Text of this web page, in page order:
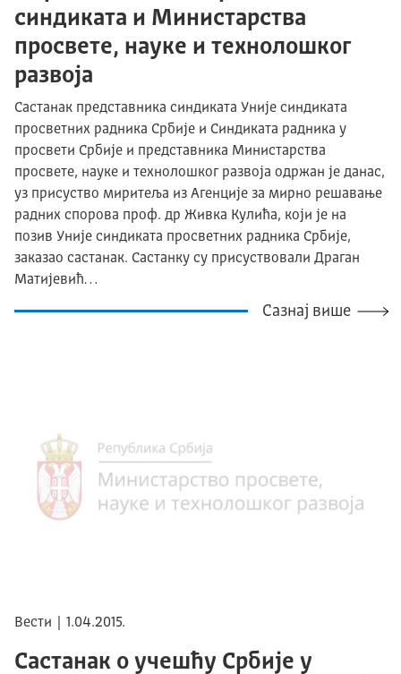
синдиката и Министарства
просвете, науке и технолошког
развоја
Састанак представника синдиката Уније синдиката
просветних радника Србије и Синдиката радника у
просвети Србије и представника Министарства
просвете, науке и технолошког развоја одржан је данас,
уз присуство миритеља из Агенције за мирно решавање
радних спорова проф. др Живка Кулића, који је на
позив Уније синдиката просветних радника Србије,
заказао састанак. Састанку су присуствовали Драган
Матијевић…
Сазнај више
Вести | 1.04.2015.
Састанак о учешћу Србије у